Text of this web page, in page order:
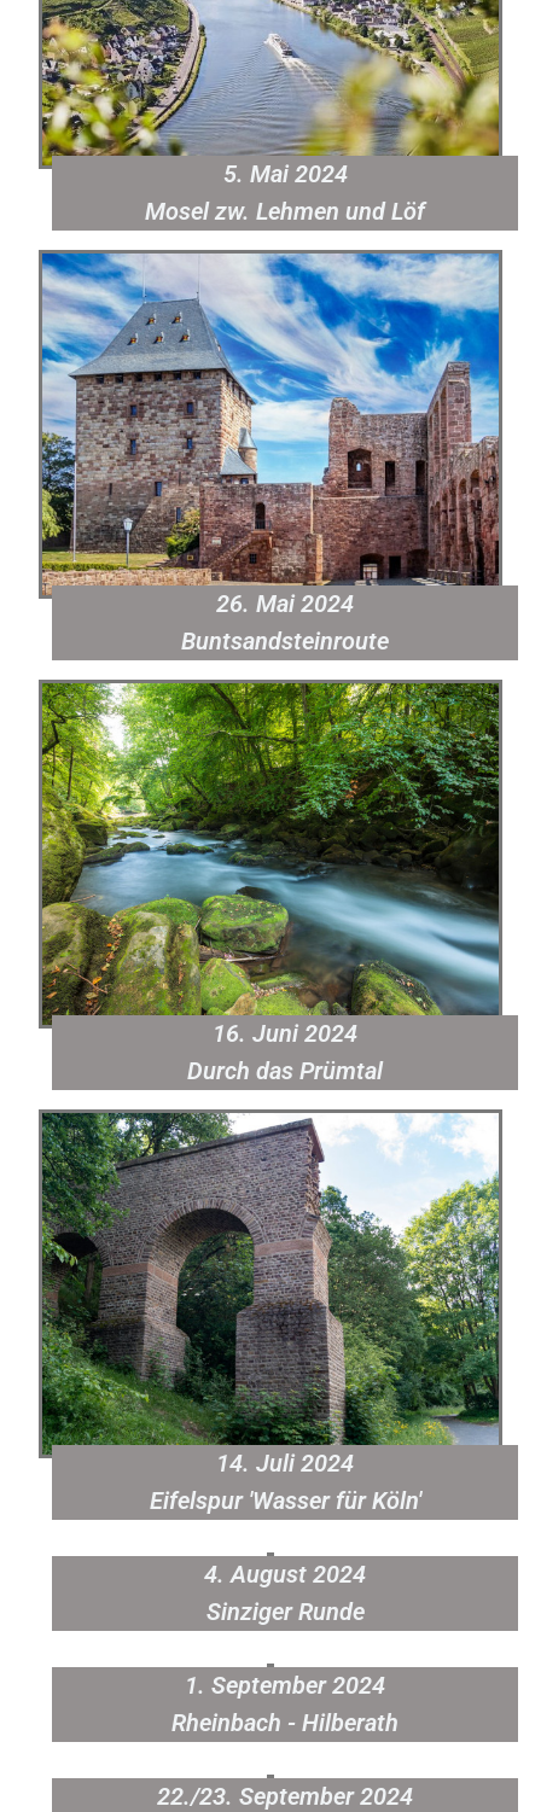
5. Mai 2024
Mosel zw. Lehmen und Löf
26. Mai 2024
Buntsandsteinroute
16. Juni 2024
Durch das Prümtal
14. Juli 2024
Eifelspur 'Wasser für Köln'
4. August 2024
Sinziger Runde
1. September 2024
Rheinbach - Hilberath
22./23. September 2024